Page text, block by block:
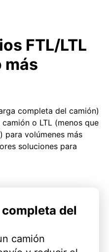
FTL/LTL
más
completa del camión)
o LTL (menos que
para volúmenes más
soluciones para
del
camión